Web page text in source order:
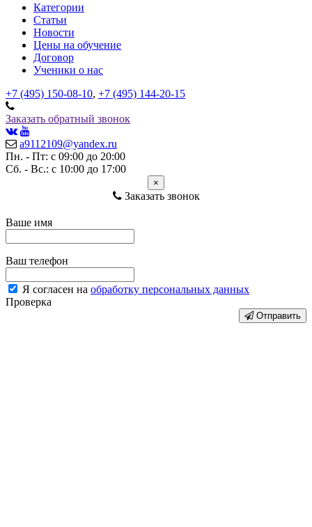
Категории
Статьи
Новости
Цены на обучение
Договор
Ученики о нас
+7 (495) 150-08-10, +7 (495) 144-20-15
Заказать обратный звонок
a9112109@yandex.ru
Пн. - Пт: с 09:00 до 20:00
Сб. - Вс.: с 10:00 до 17:00
×
Заказать звонок
Ваше имя
Ваш телефон
Я согласен на обработку персональных данных
Проверка
Отправить